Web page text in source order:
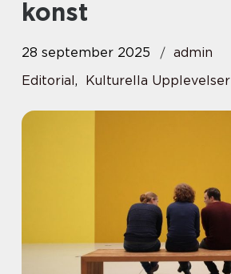
konst
28 september 2025
admin
Editorial, Kulturella Upplevelser